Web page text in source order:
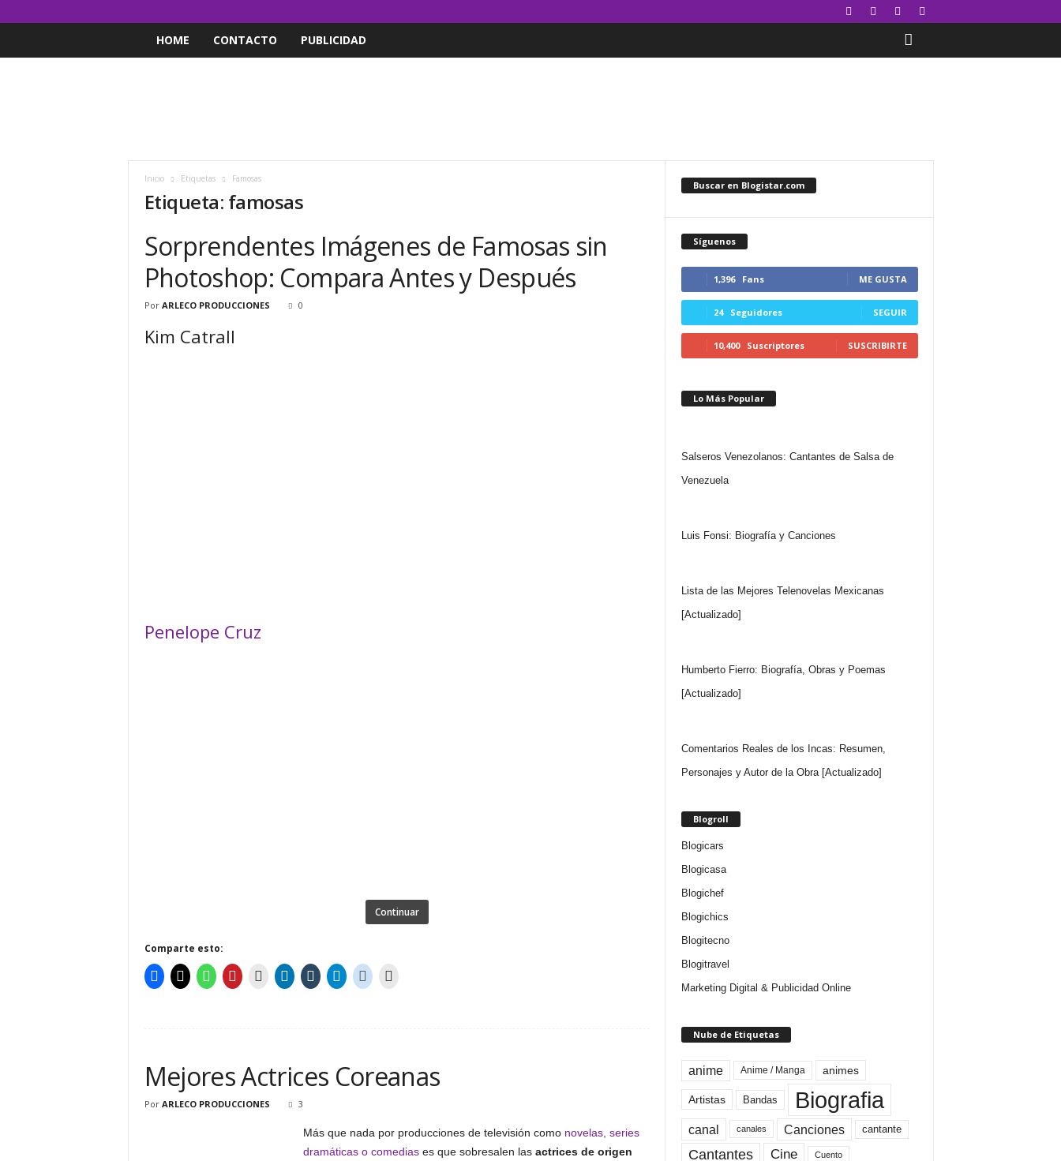
HOME CONTACTO PUBLICIDAD
Inicio Etiquetas Famosas
Etiqueta: famosas
Sorprendentes Imágenes de Famosas sin
Photoshop: Compara Antes y Después
Por ARLECO PRODUCCIONES 0
Kim Catrall
Penelope Cruz
Continuar
Comparte esto:
Mejores Actrices Coreanas
Por ARLECO PRODUCCIONES 3
Más que nada por producciones de televisión como novelas, series
dramáticas o comediases que sobresalen las actrices de origen
Buscar en Blogistar.com
Síguenos
1,396 Fans ME GUSTA
24 Seguidores SEGUIR
10,400 Suscriptores SUSCRIBIRTE
Lo Más Popular
Salseros Venezolanos: Cantantes de Salsa de
Venezuela
Luis Fonsi: Biografía y Canciones
Lista de las Mejores Telenovelas Mexicanas
[Actualizado]
Humberto Fierro: Biografía, Obras y Poemas
[Actualizado]
Comentarios Reales de los Incas: Resumen,
Personajes y Autor de la Obra [Actualizado]
Blogroll
Blogicars
Blogicasa
Blogichef
Blogichics
Blogitecno
Blogitravel
Marketing Digital & Publicidad Online
Nube de Etiquetas
anime Anime / Manga animes
Artistas Bandas Biografia
canal canales Canciones cantante
Cantantes Cine Cuento